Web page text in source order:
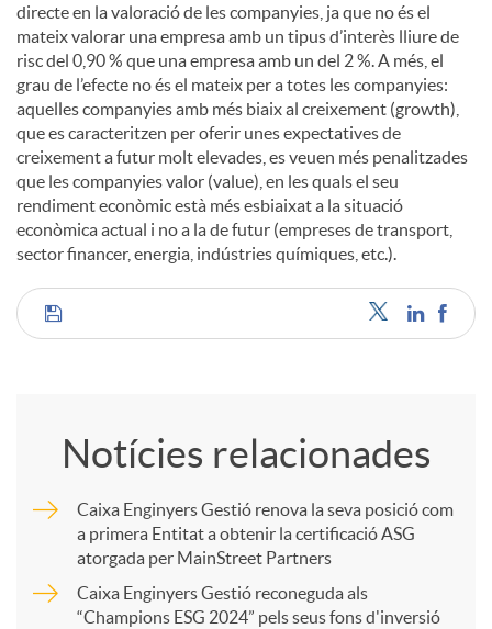
directe en la valoració de les companyies, ja que no és el
mateix valorar una empresa amb un tipus d’interès lliure de
risc del 0,90 % que una empresa amb un del 2 %. A més, el
grau de l’efecte no és el mateix per a totes les companyies:
aquelles companyies amb més biaix al creixement (growth),
que es caracteritzen per oferir unes expectatives de
creixement a futur molt elevades, es veuen més penalitzades
que les companyies valor (value), en les quals el seu
rendiment econòmic està més esbiaixat a la situació
econòmica actual i no a la de futur (empreses de transport,
sector financer, energia, indústries químiques, etc.).
C
m
Notícies relacionades
Caixa Enginyers Gestió renova la seva posició com
a primera Entitat a obtenir la certificació ASG
atorgada per MainStreet Partners
Caixa Enginyers Gestió reconeguda als
“Champions ESG 2024” pels seus fons d'inversió